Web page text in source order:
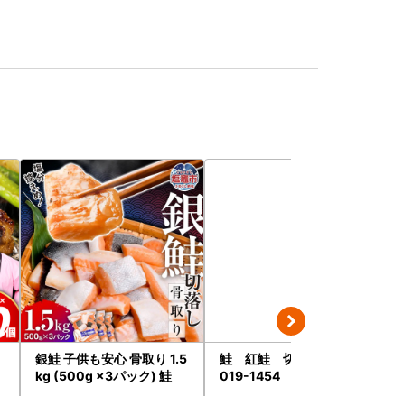
銀鮭 子供も安心 骨取り 1.5
kg (500g ×3パック) 鮭
鮭 紅鮭 切り身 2kg_I
019-1454